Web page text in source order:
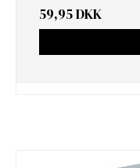
59,95 DKK